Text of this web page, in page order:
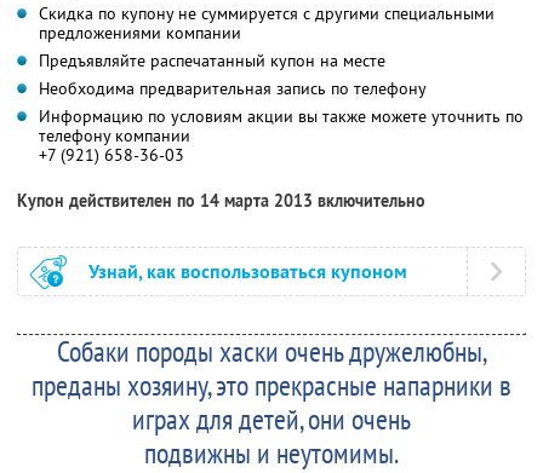
Скидка по купону не суммируется с другими специальными
предложениями компании
Предъявляйте распечатанный купон на месте
Необходима предварительная запись по телефону
Информацию по условиям акции вы также можете уточнить по
телефону компании
+7 (921) 658-36-03
Купон действителен по 14 марта 2013 включительно
Узнай, как воспользоваться купоном
Собаки породы хаски очень дружелюбны,
преданы хозяину, это прекрасные напарники в
играх для детей, они очень
подвижны и неутомимы.